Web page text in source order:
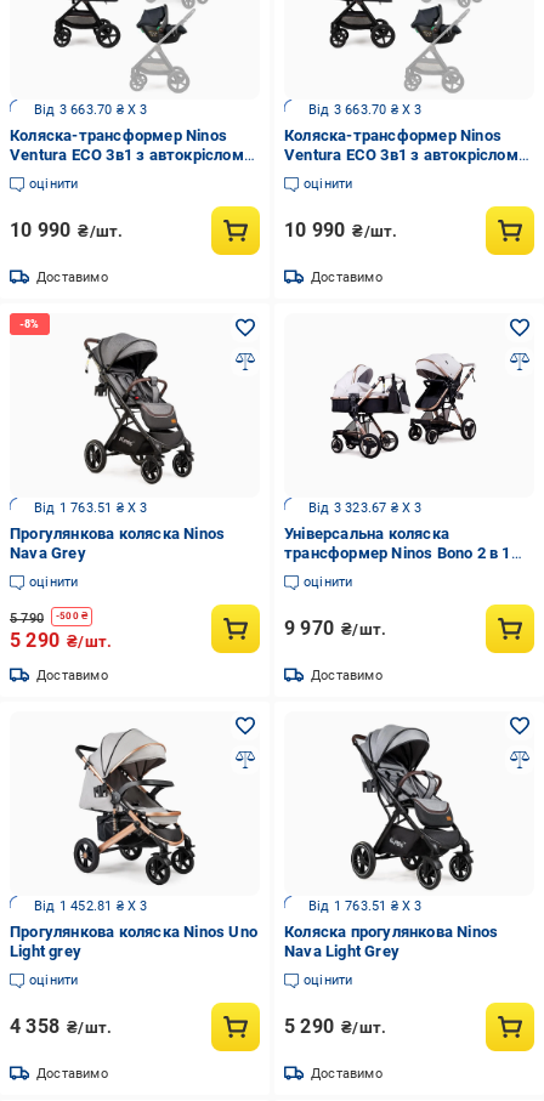
Від 3 663.70 ₴ X 3
Коляска-трансформер Ninos
Ventura ECO 3в1 з автокріслом
від 0 міс. Grey (33693034)
оцінити
10 990 ₴/шт.
Доставимо
Від 3 663.70 ₴ X 3
Коляска-трансформер Ninos
Ventura ECO 3в1 з автокріслом
від 0 міс. Dark Beige (33693042)
оцінити
10 990 ₴/шт.
Доставимо
Від 1 763.51 ₴ X 3
Прогулянкова коляска Ninos
Nava Grey
оцінити
5 790 -500₴
5 290 ₴/шт.
Доставимо
Від 3 323.67 ₴ X 3
Універсальна коляска
трансформер Ninos Bono 2 в 1
White
оцінити
9 970 ₴/шт.
Доставимо
Від 1 452.81 ₴ X 3
Прогулянкова коляска Ninos Uno
Light grey
оцінити
4 358 ₴/шт.
Доставимо
Від 1 763.51 ₴ X 3
Коляска прогулянкова Ninos
Nava Light Grey
оцінити
5 290 ₴/шт.
Доставимо